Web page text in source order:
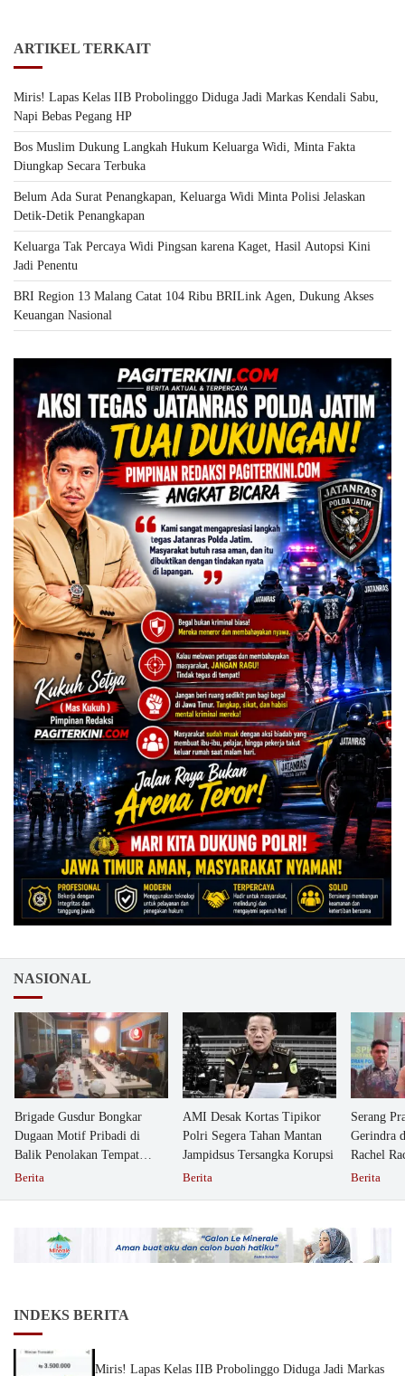
ARTIKEL TERKAIT
Miris! Lapas Kelas IIB Probolinggo Diduga Jadi Markas Kendali Sabu,
Napi Bebas Pegang HP
Bos Muslim Dukung Langkah Hukum Keluarga Widi, Minta Fakta
Diungkap Secara Terbuka
Belum Ada Surat Penangkapan, Keluarga Widi Minta Polisi Jelaskan
Detik-Detik Penangkapan
Keluarga Tak Percaya Widi Pingsan karena Kaget, Hasil Autopsi Kini
Jadi Penentu
BRI Region 13 Malang Catat 104 Ribu BRILink Agen, Dukung Akses
Keuangan Nasional
NASIONAL
Brigade Gusdur Bongkar
Dugaan Motif Pribadi di
Balik Penolakan Tempat
Ibadah GKJW Bangil
Berita
AMI Desak Kortas Tipikor
Polri Segera Tahan Mantan
Jampidsus Tersangka Korupsi
Berita
Serang
Gerindra
Rachel
Berita
INDEKS BERITA
Miris! Lapas Kelas IIB Probolinggo Diduga Jadi Markas